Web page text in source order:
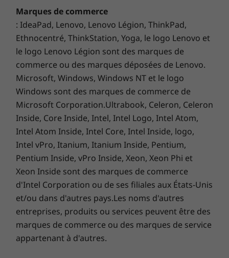
L’écran de 14 pouces FHD Dolby Vision™ sur le
ThinkBook 14s Yoga de 2e génération offre des
visuels nets avec une palette de couleurs sRVB
de 100 %. L’écran tactile anti-empreinte digitale
accepte les gestes de plusieurs doigts et
dispose d’un clavier à écran de type téléphone,
parfait pour l’utilisation des tablettes. Il est
également certifié par TÜV Rheinland pour la
faible lumière bleue, avec une protection
Corning
® Gorilla ®Glass et une résolution
Lenovo Super pour l’amélioration automatique
de la vidéo.
prise en charge du système d’exploitation, des
routeurs/applications/passerelles qui prennent en
charge le WiFi 6E, ainsi que des certifications
réglementaires régionales et de l’allocation du spectre.
Ports / Fentes
USB-C Thunderbolt™ 4
USB-C 3.1 2e génération (DP/PD)
2 x USB-A 3.2 1re génération (1 toujours activé)
HDMI 2.0
Lecteur de
carte Micro SD Com
bo casque/microphoneLes vitesses de transfert du port USB
sont approximatives et dépendent de nombreux facteurs, tels
que la capacité de traitement des appareils
hôtes/périphériques, les attributs des fichiers, la
configuration du système et les environnements
d’exploitation; les vitesses réelles varient et peuvent être
inférieures à celles attendues.
Marques de commerce
: IdeaPad, Lenovo, Lenovo Légion, ThinkPad,
Ethnocentré, ThinkStation, Yoga, le logo Lenovo et
le logo Lenovo Légion sont des marques de
commerce ou des marques déposées de Lenovo.
Microsoft, Windows, Windows NT et le logo
Windows sont des marques de commerce de
Microsoft Corporation.Ultrabook, Celeron, Celeron
Inside, Core Inside, Intel, Intel Logo, Intel Atom,
Intel Atom Inside, Intel Core, Intel Inside, logo,
Intel vPro, Itanium, Itanium Inside, Pentium,
Pentium Inside, vPro Inside, Xeon, Xeon Phi et
Xeon Inside sont des marques de commerce
d'Intel Corporation ou de ses filiales aux États-Unis
et/ou dans d'autres pays.Les noms d'autres
entreprises, produits ou services peuvent être des
marques de commerce ou des marques de service
appartenant à d'autres.